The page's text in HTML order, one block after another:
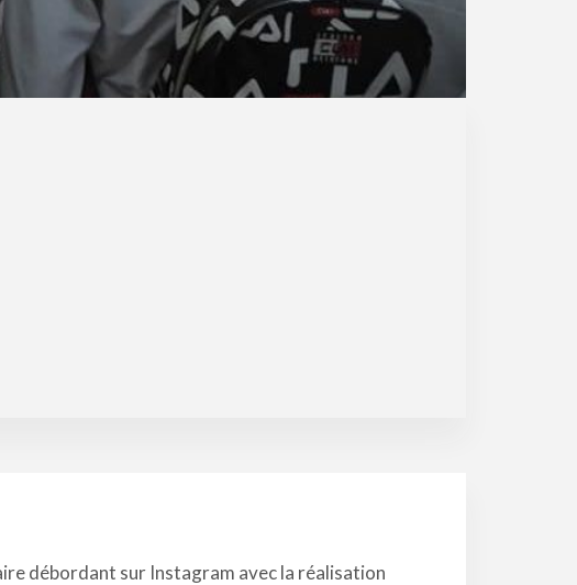
débordant sur Instagram avec la réalisation